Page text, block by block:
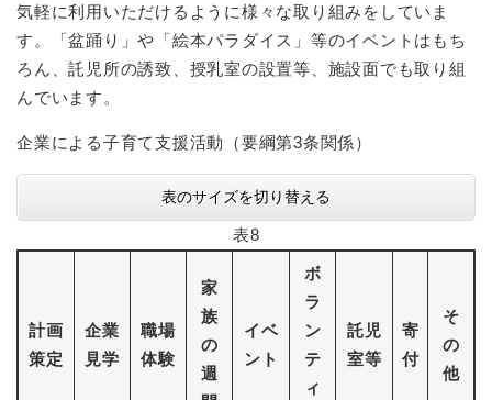
気軽に利用いただけるように様々な取り組みをしていま
す。「盆踊り」や「絵本パラダイス」等のイベントはもち
ろん、託児所の誘致、授乳室の設置等、施設面でも取り組
んでいます。
企業による子育て支援活動（要綱第3条関係）
表のサイズを切り替える
表8
計画
策定
企業
見学
職場
体験
家
族
の
週
イベ
ント
ボ
ラ
ン
テ
ィ
託児
室等
寄
付
そ
の
他